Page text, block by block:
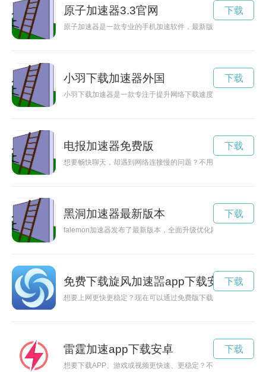
原子加速器3.3官网
原子加速器是一款专业的手机加速软件，最新版本3.3免费发布
下载
小羽下载加速器外国
小羽下载加速器是一款专注于提升网络下载速度的工具，能够
下载
电报加速器免费版
想要畅快聊天，却遇到网络连接慢的问题？不用担心！现在免
下载
黑洞加速器最新版本
falemon加速器发布了最新版本，全面升级优化网络加速功能，
下载
免费下载旋风加速噐app下载安装
想要上网更快更稳定？现在可以通过免费版下载加速器来提升
下载
雷霆加速app下载安卓
想要下载APP、游戏或视频更快速、更稳定？不妨试试雷霆加
下载